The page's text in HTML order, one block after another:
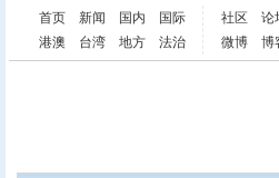
首页 新闻 国内
国际
港澳
台湾 地方 法治
社区 论
微博
博